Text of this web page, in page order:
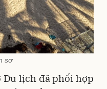
sơ
Du lịch đã phối hợp